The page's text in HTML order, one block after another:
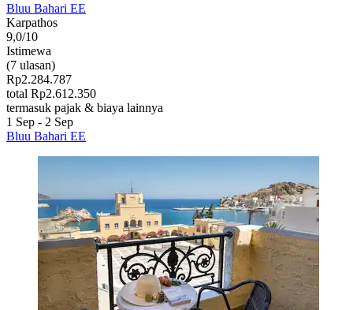
Bluu Bahari EE
Karpathos
9,0/10
Istimewa
(7 ulasan)
Rp2.284.787
total Rp2.612.350
termasuk pajak & biaya lainnya
1 Sep - 2 Sep
Bluu Bahari EE